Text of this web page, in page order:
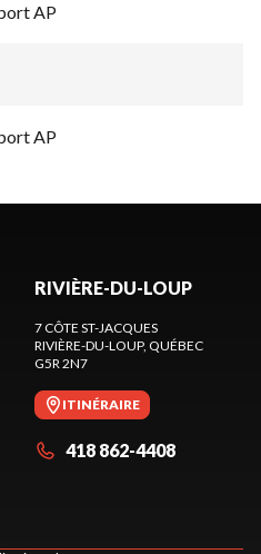
AP
AP
RIVIÈRE-DU-LOUP
7 CÔTE ST-JACQUES
RIVIÈRE-DU-LOUP, QUÉBEC
G5R 2N7
ITINÉRAIRE
418 862-4408